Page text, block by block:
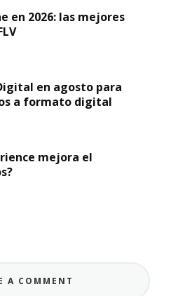
en 2026: las mejores
en agosto para
a formato digital
mejora el
A COMMENT